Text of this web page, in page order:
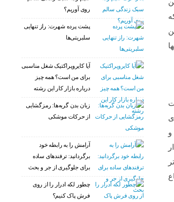
و
روی آوریم؟
پشت پرده شهرت: راز تنهایی
سلبریتی‌ها
آیا کایروپراکتیک شغل مناسبی
برای من است؟ همه چیز
درباره بازار کار این رشته
زبان بدن گربه‌ها: رمزگشایی
از حرکات موشکی
آرامش را به رابطه خود
برگردانید: ترفندهای ساده
برای جلوگیری از جر و بحث
چطور لکه ادرار را از روی
فرش پاک کنیم؟